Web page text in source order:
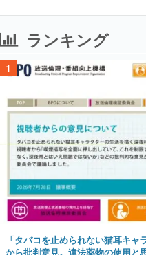
ランキング
1
「タバコを止められない猫耳キ
から批判意見。違法薬物の使用と